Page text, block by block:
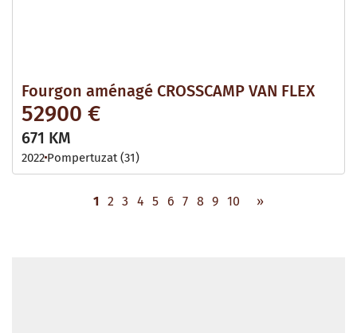
Fourgon aménagé CROSSCAMP VAN FLEX
52900 €
671 KM
2022 Pompertuzat (31)
1 2 3 4 5 6 7 8 9 10 »